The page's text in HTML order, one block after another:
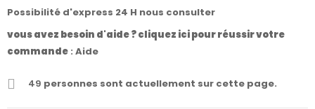
Possibilité d'express 24 H nous consulter
vous avez besoin d'aide ? cliquez ici pour réussir votre
commande : Aide
49 personnes sont actuellement sur cette page.